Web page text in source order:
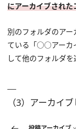
にアーカイブされ
別のフォルダのア
ている「○○アーカ
して他のフォルダを
（3）アーカイ